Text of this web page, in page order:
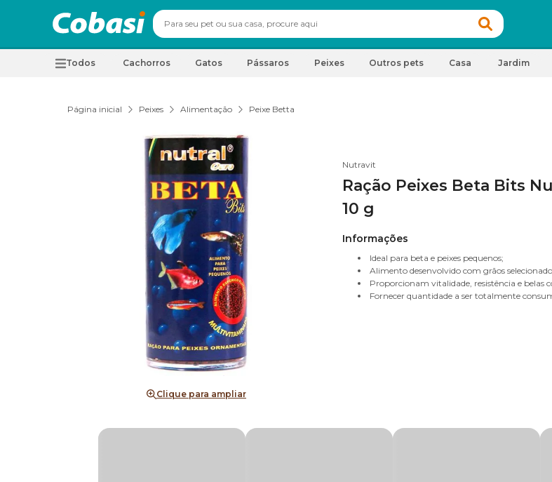
Todos Cachorros Gatos Pássaros Peixes Outros pets Casa Jardim
Página inicial Peixes Alimentação Peixe Betta
Clique para ampliar
Nutravit
Ração Peixes Beta Bits
10 g
Informações
Ideal para beta e peixes pequenos;
Alimento desenvolvido com grãos
Proporcionam vitalidade, resistência e belas
Fornecer quantidade a ser totalmente